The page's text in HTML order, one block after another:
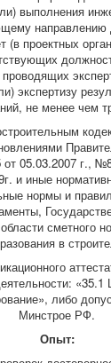
выполнения
направлению
(в проектных
экспертизу
не менее чем
05.03.2007 г.,
и иные
нормы и
сметного
в
«35.1
либо
Минстрое РФ.
Опыт: